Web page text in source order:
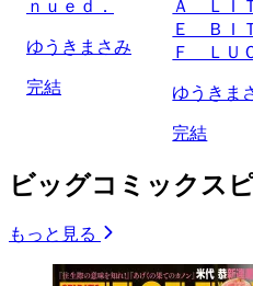
ｎｕｅｄ．
ゆうきまさみ
完結
Ａ ＬＩ
Ｅ ＢＩ
Ｆ ＬＵ
ゆうきま
完結
ビッグコミックス
もっと見る